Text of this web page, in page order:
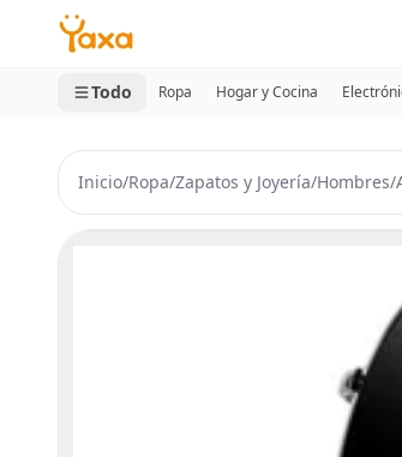
MINI CARRITO
0 productos
Todo Ropa Hogar y Cocina
Inicio/Ropa/Zapatos y Joyería/Hombres/